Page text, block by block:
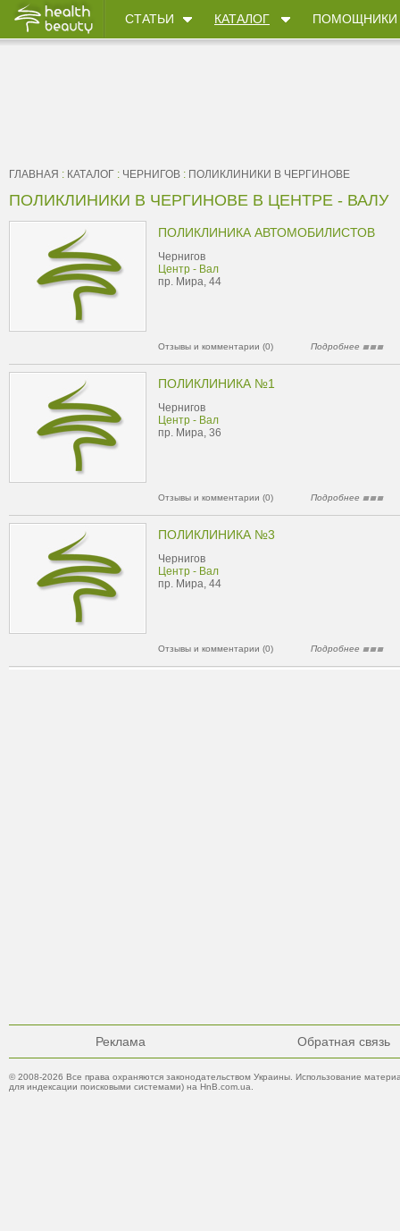
СТАТЬИ КАТАЛОГ ПОМОЩНИКИ
ГЛАВНАЯ : КАТАЛОГ : ЧЕРНИГОВ : ПОЛИКЛИНИКИ В ЧЕРГИНОВЕ
ПОЛИКЛИНИКИ В ЧЕРГИНОВЕ В ЦЕНТРЕ - ВАЛУ
ПОЛИКЛИНИКА АВТОМОБИЛИСТОВ
Чернигов
Центр - Вал
пр. Мира, 44
Отзывы и комментарии (0) Подробнее
ПОЛИКЛИНИКА №1
Чернигов
Центр - Вал
пр. Мира, 36
Отзывы и комментарии (0) Подробнее
ПОЛИКЛИНИКА №3
Чернигов
Центр - Вал
пр. Мира, 44
Отзывы и комментарии (0) Подробнее
Реклама Обратная связь
© 2008-2026 Все права охраняются законодательством Украины. Использование
для индексации поисковыми системами) на HnB.com.ua.